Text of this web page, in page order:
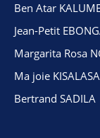
Ben Atar
Jean-Petit
Margarita Rosa
Ma joie
Bertrand SADILA